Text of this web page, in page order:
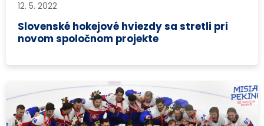
12. 5. 2022
Slovenské hokejové hviezdy sa stretli pri
novom spoločnom projekte